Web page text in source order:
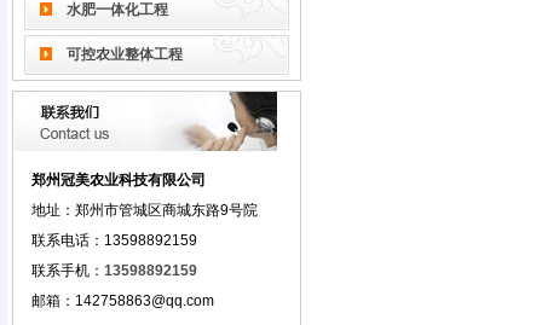
水肥一体化工程
可控农业整体工程
郑州冠美农业科技有限公司
地址： 郑州市管城区商城东路9号院
联系电话：13598892159
联系手机 ： 13598892159
邮箱：142758863@qq.com